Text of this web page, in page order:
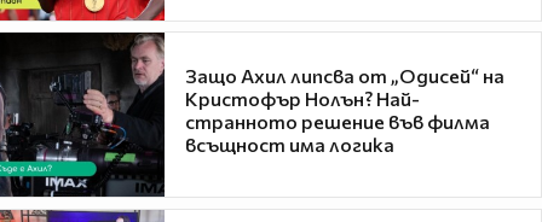
Защо Ахил липсва от „Одисей“ на
Кристофър Нолън? Най-
странното решение във филма
всъщност има логика